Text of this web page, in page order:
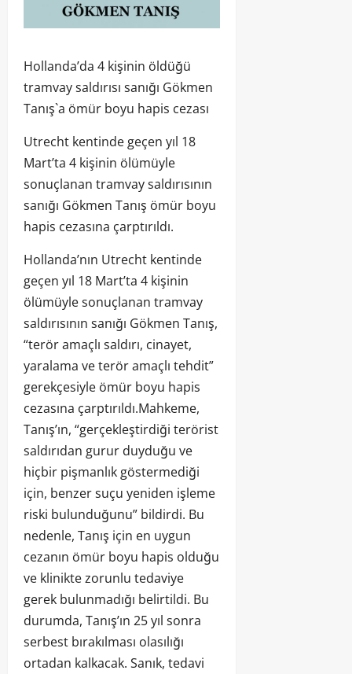
Hollanda’da 4 kişinin öldüğü
tramvay saldırısı sanığı Gökmen
Tanış`a ömür boyu hapis cezası
Utrecht kentinde geçen yıl 18
Mart’ta 4 kişinin ölümüyle
sonuçlanan tramvay saldırısının
sanığı Gökmen Tanış ömür boyu
hapis cezasına çarptırıldı.
Hollanda’nın Utrecht kentinde
geçen yıl 18 Mart’ta 4 kişinin
ölümüyle sonuçlanan tramvay
saldırısının sanığı Gökmen Tanış,
“terör amaçlı saldırı, cinayet,
yaralama ve terör amaçlı tehdit”
gerekçesiyle ömür boyu hapis
cezasına çarptırıldı.Mahkeme,
Tanış’ın, “gerçekleştirdiği terörist
saldırıdan gurur duyduğu ve
hiçbir pişmanlık göstermediği
için, benzer suçu yeniden işleme
riski bulunduğunu” bildirdi. Bu
nedenle, Tanış için en uygun
cezanın ömür boyu hapis olduğu
ve klinikte zorunlu tedaviye
gerek bulunmadığı belirtildi. Bu
durumda, Tanış’ın 25 yıl sonra
serbest bırakılması olasılığı
ortadan kalkacak. Sanık, tedavi